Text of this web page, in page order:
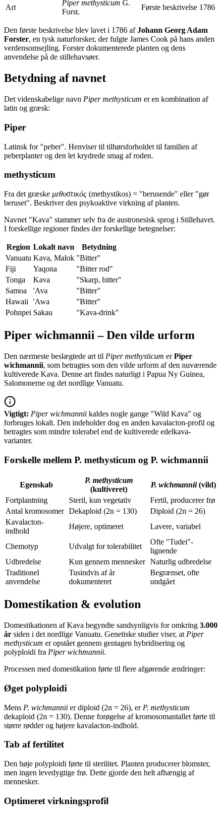
Art
Piper methysticum G.
Forst.
Første beskrivelse 1786
Den første beskrivelse blev lavet i 1786 afJohann Georg Adam
Forster, en tysk naturforsker, der fulgte James Cook på hans anden
verdensomsejling. Forster dokumenterede planten og dens
anvendelse på de stillehavsøer.
Betydning af navnet
Det videnskabelige navn Piper methysticum er en kombination af
latin og græsk:
Piper
Latinsk for "peber". Henviser til tilhørsforholdet til familien af
peberplanter og den let krydrede smag af roden.
methysticum
Fra det græske μεθυστικός (methystikos) = "berusende" eller "gør
beruset". Beskriver den psykoaktive virkning af planten.
Navnet "Kava" stammer selv fra de austronesisk sprog i Stillehavet.
I forskellige regioner findes der forskellige betegnelser:
Region Lokalt navn
Betydning
Vanuatu Kava, Malok "Bitter"
Fiji
Yaqona
"Bitter rod"
Tonga
Kava
"Skarp, bitter"
Samoa
'Ava
"Bitter"
Hawaii
'Awa
"Bitter"
Pohnpei Sakau "Kava-drink"
Piper wichmannii – Den vilde urform
Den nærmeste beslægtede art til Piper methysticum erPiper
wichmannii, som betragtes som den vilde urform af den nuværende
kultiverede Kava. Denne art findes naturligt i Papua Ny Guinea,
Salomonerne og det nordlige Vanuatu.
Vigtigt: Piper wichmannii kaldes nogle gange "Wild Kava" og
forbruges lokalt. Den indeholder dog en anden kavalacton-profil og
betragtes som mindre tolerabel end de kultiverede edelkava-
varianter.
Forskelle mellem P. methysticum og P. wichmannii
Egenskab
P. methysticum
(kultiveret)
P. wichmannii(vild)
Fortplantning
Steril, kun vegetativ
Fertil, producerer frø
Antal kromosomer Dekaploid (2n = 130)
Diploid (2n = 26)
Kavalacton-
indhold
Højere, optimeret Lavere, variabel
Chemotyp Udvalgt for tolerabilitet
Ofte "Tudei"-
lignende
Udbredelse
Kun gennem mennesker Naturlig udbredelse
Traditionel
anvendelse
Tusindvis af år
dokumenteret
Begrænset, ofte
undgået
Domestikation & evolution
Domestikationen af Kava begyndte sandsynligvis for omkring 3.000
år siden i det nordlige Vanuatu. Genetiske studier viser, at Piper
methysticum er opstået gennem gentagen hybridisering og
polyploidi fra Piper wichmannii.
Processen med domestikation førte til flere afgørende ændringer:
Øget polyploidi
Mens P. wichmannii er diploid (2n = 26), er P. methysticum
dekaploid (2n = 130). Denne forøgelse af kromosomantallet førte til
større rødder og højere kavalacton-indhold.
Tab af fertilitet
Den høje polyploidi førte til sterilitet. Planten producerer blomster,
men ingen levedygtige frø. Dette gjorde den helt afhængig af
mennesker.
Optimeret virkningsprofil